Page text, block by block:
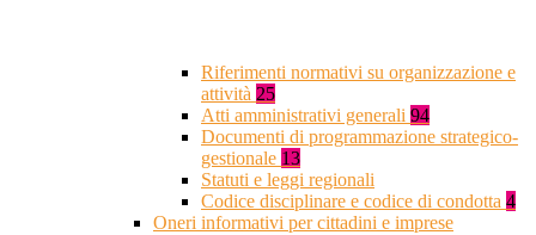
Riferimenti normativi su organizzazione e
attività 25
Atti amministrativi generali 94
Documenti di programmazione strategico-
gestionale 13
Statuti e leggi regionali
Codice disciplinare e codice di condotta 4
Oneri informativi per cittadini e imprese